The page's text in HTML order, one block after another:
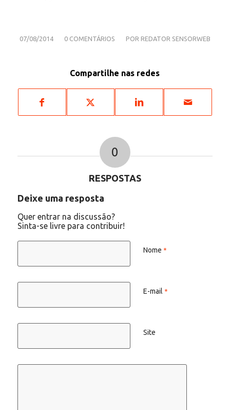
07/08/2014
/ 0 COMENTÁRIOS
/ POR REDATOR SENSORWEB
Compartilhe nas redes
0
RESPOSTAS
Deixe uma resposta
Quer entrar na discussão?
Sinta-se livre para contribuir!
Nome *
E-mail *
Site